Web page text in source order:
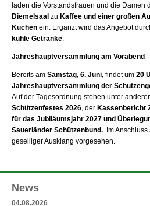
laden die Vorstandsfrauen und die Damen
Diemelsaal zu Kaffee und einer großen
Kuchen ein. Ergänzt wird das Angebot
kühle Getränke
Jahreshauptversammlung am Vorabend
Bereits am Samstag, 6. Juni , findet um 20
Jahreshauptversammlung der
Auf der Tagesordnung stehen unter
Schützenfestes 2026 , der Kassenbericht
für das Jubiläumsjahr 2027 und
Sauerländer Schützenbund. . Im
geselliger Ausklang vorgesehen.
News
04.08.2026